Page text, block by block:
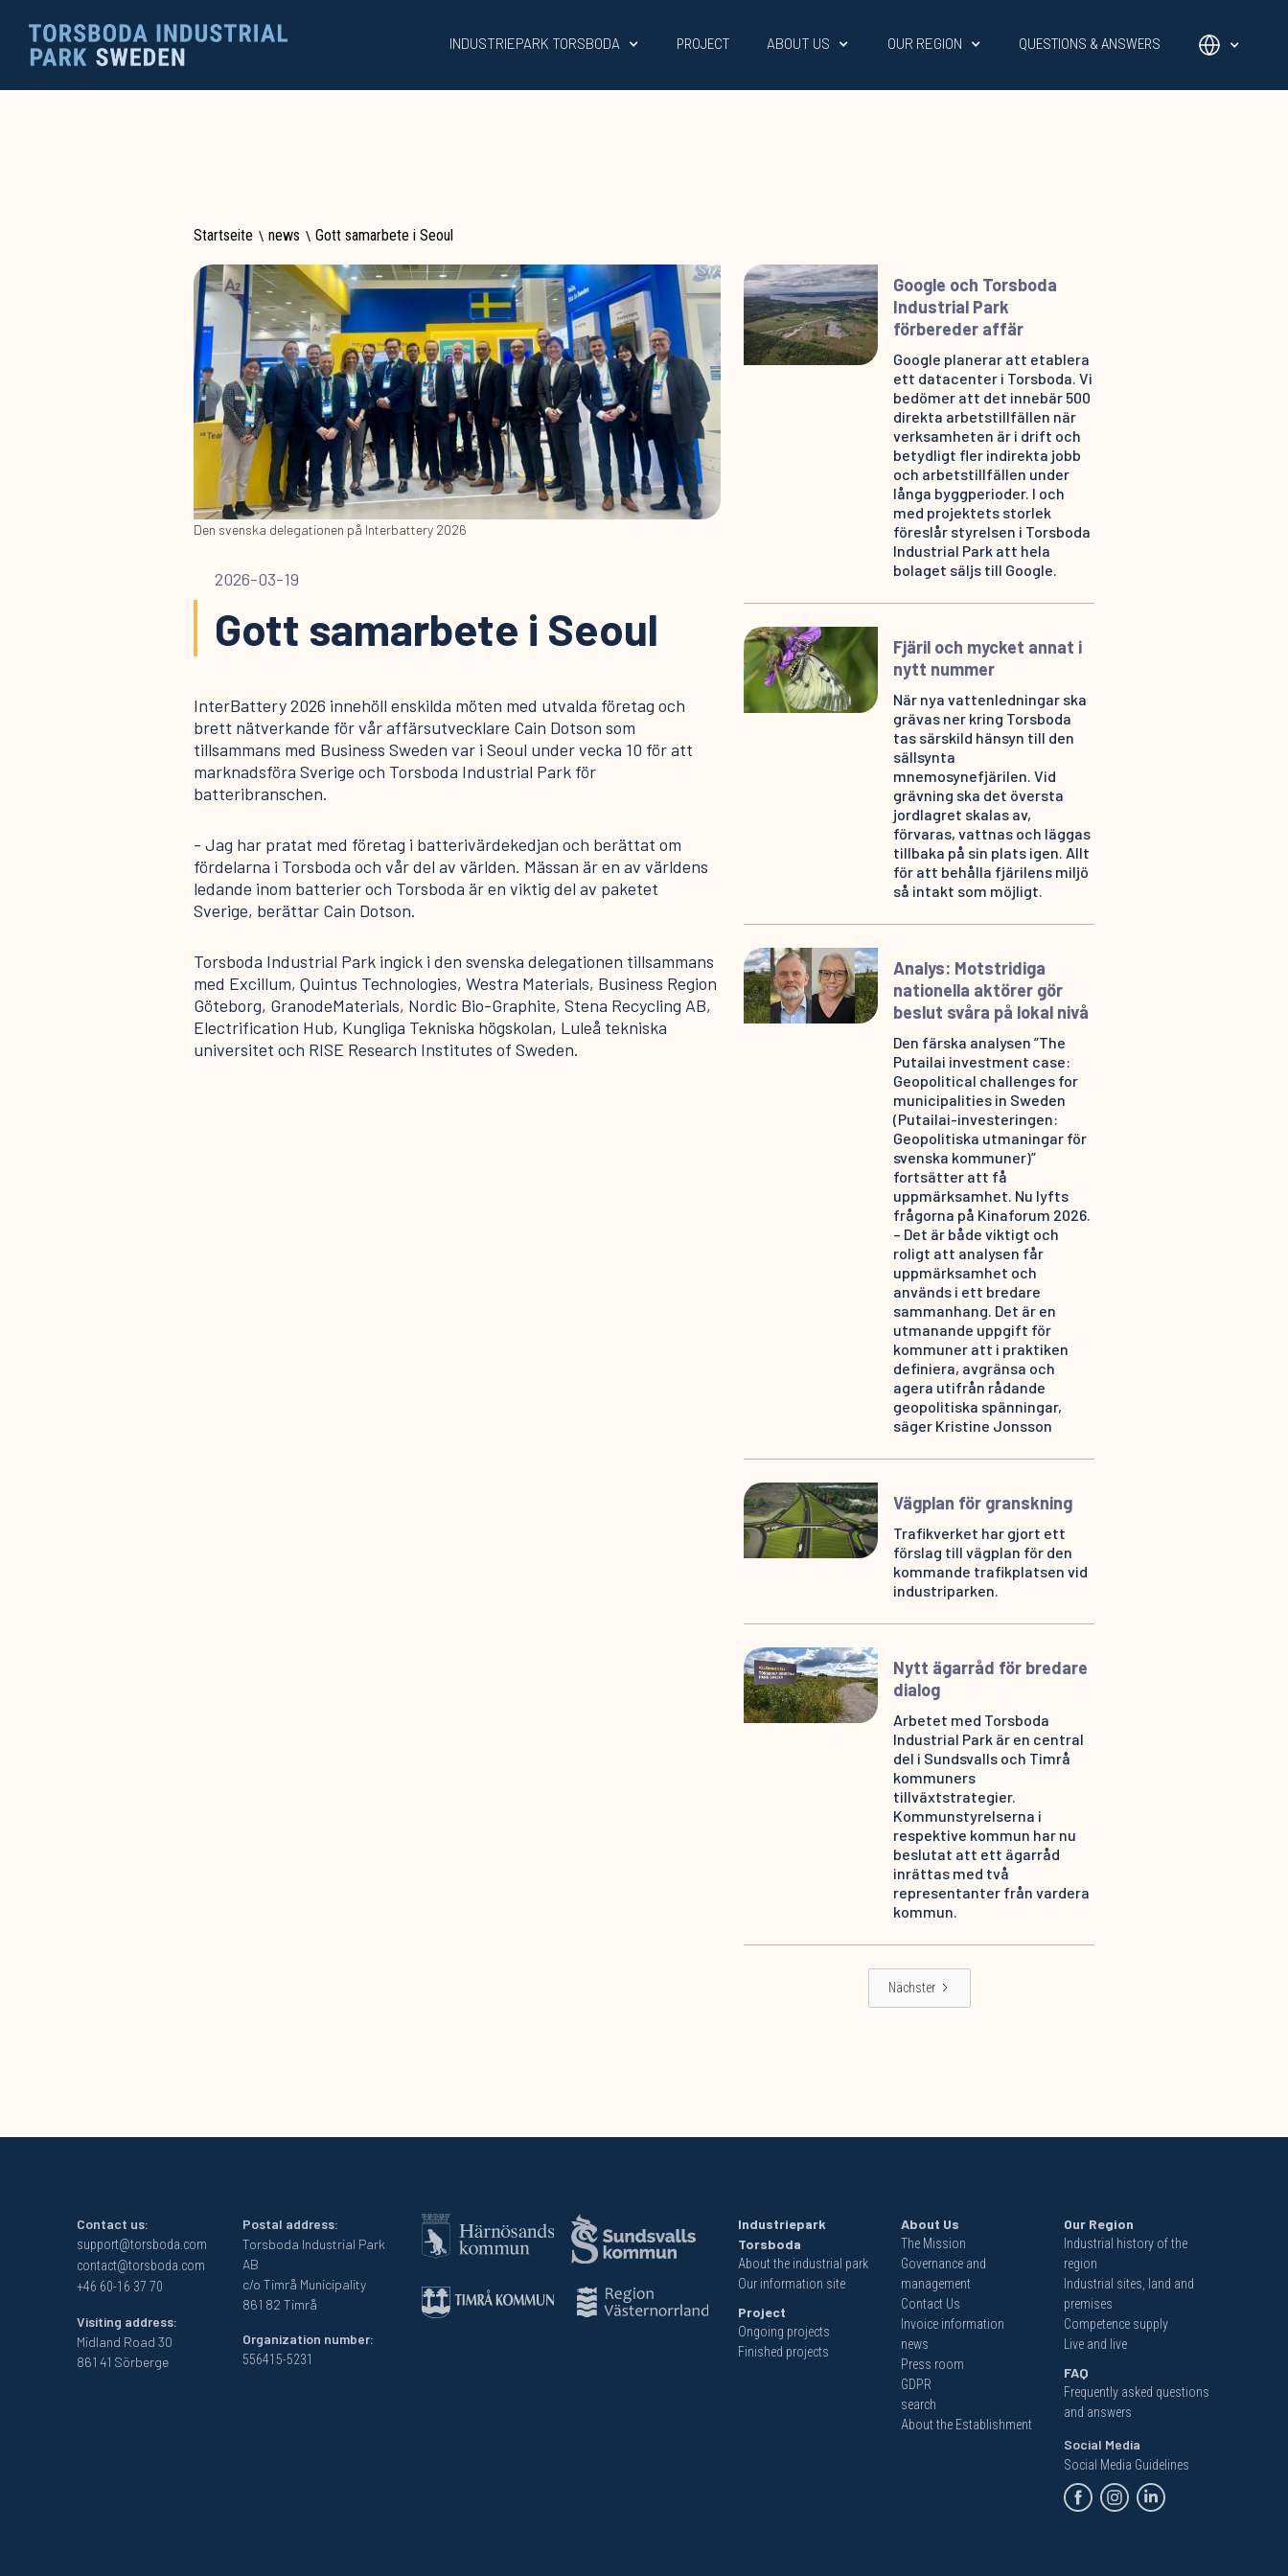
INDUSTRIEPARK TORSBODA PROJECT ABOUT US OUR REGION QUESTIONS & ANSWERS
Startseite \ news \ Gott samarbete i Seoul
Den svenska delegationen på Interbattery 2026
2026-03-19
Gott samarbete i Seoul
InterBattery 2026 innehöll enskilda möten med utvalda företag och
brett nätverkande för vår affärsutvecklare Cain Dotson som
tillsammans med Business Sweden var i Seoul under vecka 10 för att
marknadsföra Sverige och Torsboda Industrial Park för
batteribranschen.
- Jag har pratat med företag i batterivärdekedjan och berättat om
fördelarna i Torsboda och vår del av världen. Mässan är en av världens
ledande inom batterier och Torsboda är en viktig del av paketet
Sverige, berättar Cain Dotson.
Torsboda Industrial Park ingick i den svenska delegationen tillsammans
med Excillum, Quintus Technologies, Westra Materials, Business Region
Göteborg, GranodeMaterials, Nordic Bio-Graphite, Stena Recycling AB,
Electrification Hub, Kungliga Tekniska högskolan, Luleå tekniska
universitet och RISE Research Institutes of Sweden.
Google och Torsboda
Industrial Park
förbereder affär
Google planerar att etablera
ett datacenter i Torsboda. Vi
bedömer att det innebär 500
direkta arbetstillfällen när
verksamheten är i drift och
betydligt fler indirekta jobb
och arbetstillfällen under
långa byggperioder. I och
med projektets storlek
föreslår styrelsen i Torsboda
Industrial Park att hela
bolaget säljs till Google.
Fjäril och mycket annat i
nytt nummer
När nya vattenledningar ska
grävas ner kring Torsboda
tas särskild hänsyn till den
sällsynta
mnemosynefjärilen. Vid
grävning ska det översta
jordlagret skalas av,
förvaras, vattnas och läggas
tillbaka på sin plats igen. Allt
för att behålla fjärilens miljö
så intakt som möjligt.
Analys: Motstridiga
nationella aktörer gör
beslut svåra på lokal nivå
Den färska analysen ”The
Putailai investment case:
Geopolitical challenges for
municipalities in Sweden
(Putailai-investeringen:
Geopolitiska utmaningar för
svenska kommuner)”
fortsätter att få
uppmärksamhet. Nu lyfts
frågorna på Kinaforum 2026.
– Det är både viktigt och
roligt att analysen får
uppmärksamhet och
används i ett bredare
sammanhang. Det är en
utmanande uppgift för
kommuner att i praktiken
definiera, avgränsa och
agera utifrån rådande
geopolitiska spänningar,
säger Kristine Jonsson
Vägplan för granskning
Trafikverket har gjort ett
förslag till vägplan för den
kommande trafikplatsen vid
industriparken.
Nytt ägarråd för bredare
dialog
Arbetet med Torsboda
Industrial Park är en central
del i Sundsvalls och Timrå
kommuners
tillväxtstrategier.
Kommunstyrelserna i
respektive kommun har nu
beslutat att ett ägarråd
inrättas med två
representanter från vardera
kommun.
Nächster
Contact us:
support@torsboda.com
contact@torsboda.com
+46 60-16 37 70
Visiting address:
Midland Road 30
861 41 Sörberge
Postal address:
Torsboda Industrial Park
AB
c/o Timrå Municipality
861 82 Timrå
Organization number:
556415-5231
Industriepark
Torsboda
About the industrial park
Our information site
Project
Ongoing projects
Finished projects
About Us
The Mission
Governance and
management
Contact Us
Invoice information
news
Press room
GDPR
search
About the Establishment
Our Region
Industrial history of the
region
Industrial sites, land and
premises
Competence supply
Live and live
FAQ
Frequently asked questions
and answers
Social Media
Social Media Guidelines